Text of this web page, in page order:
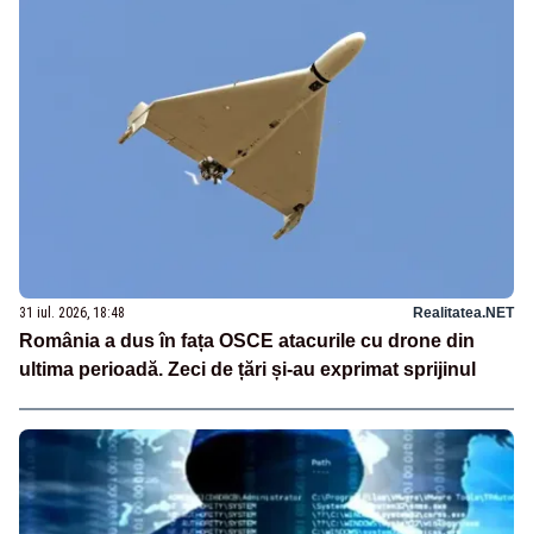
31 iul. 2026, 18:48 Realitatea.NET
România a dus în fața OSCE atacurile cu drone din
ultima perioadă. Zeci de țări și-au exprimat sprijinul